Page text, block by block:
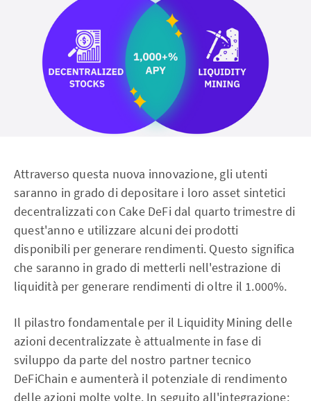
Attraverso questa nuova innovazione, gli utenti
saranno in grado di depositare i loro asset sintetici
decentralizzati con Cake DeFi dal quarto trimestre di
quest'anno e utilizzare alcuni dei prodotti
disponibili per generare rendimenti. Questo significa
che saranno in grado di metterli nell'estrazione di
liquidità per generare rendimenti di oltre il 1.000%.
Il pilastro fondamentale per il Liquidity Mining delle
azioni decentralizzate è attualmente in fase di
sviluppo da parte del nostro partner tecnico
DeFiChain e aumenterà il potenziale di rendimento
delle azioni molte volte. In seguito all'integrazione: